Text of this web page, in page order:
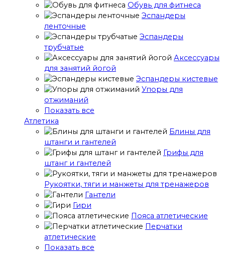
Обувь для фитнеса
Эспандеры
ленточные
Эспандеры
трубчатые
Аксессуары
для занятий йогой
Эспандеры кистевые
Упоры для
отжиманий
Показать все
Атлетика
Блины для
штанги и гантелей
Грифы для
штанг и гантелей
Рукоятки, тяги и манжеты для тренажеров
Гантели
Гири
Пояса атлетические
Перчатки
атлетические
Показать все